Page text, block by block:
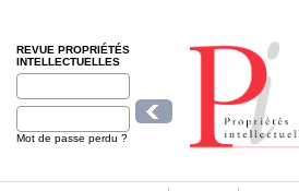
REVUE PROPRIÉTÉS
INTELLECTUELLES
Mot de passe perdu ?